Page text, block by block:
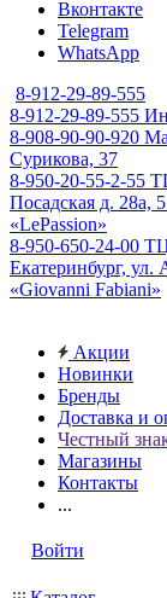
Вконтакте
Telegram
WhatsApp
8-912-29-89-555
8-912-29-89-555
8-908-90-90-920
Сурикова, 37
8-950-20-55-2-55
Посадская д. 28а,
«LePassion»
8-950-650-24-00
Екатеринбург,
«Giovanni Fabiani»
Акции
Новинки
Бренды
Доставка и
Честный
Магазины
Контакты
...
Войти